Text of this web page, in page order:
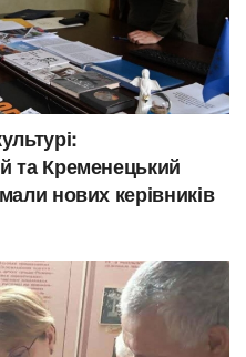
та Кременецький
нових керівників